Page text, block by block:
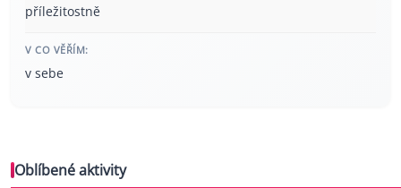
příležitostně
V CO VĚŘÍM:
v sebe
Oblíbené aktivity